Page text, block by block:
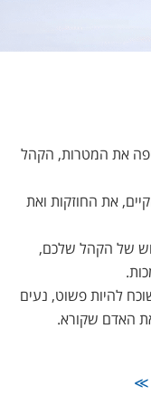
את המטרות, הקהל
את החוזקות ואת
של הקהל שלכם,
להיות פשוט, נעים
האדם שקורא.
≫